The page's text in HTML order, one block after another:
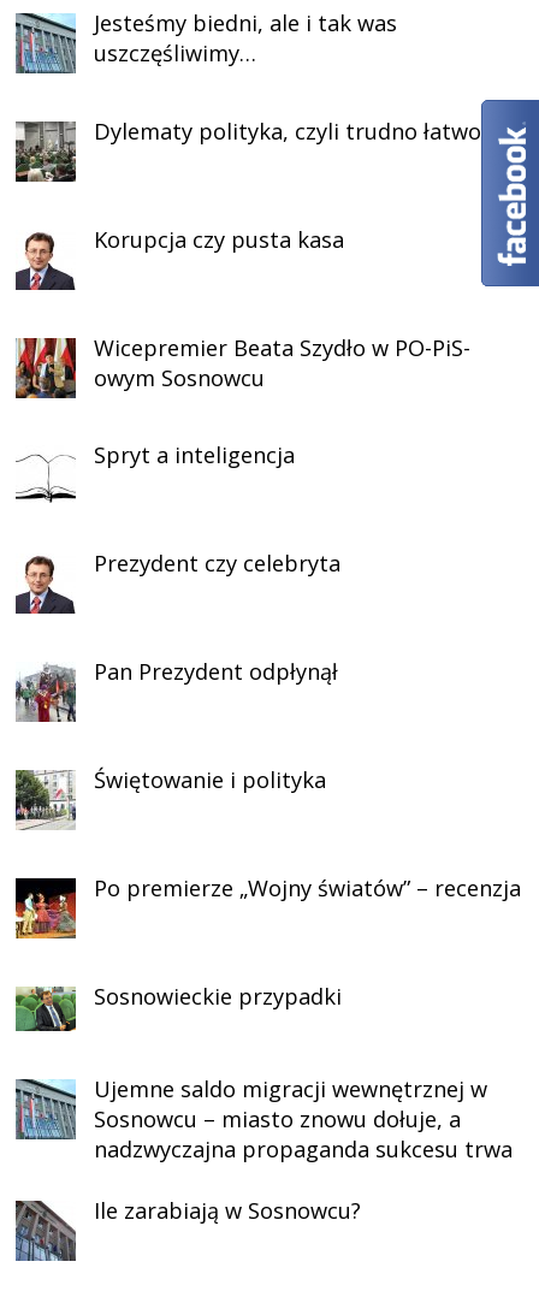
Jesteśmy biedni, ale i tak was
uszczęśliwimy…
Dylematy polityka, czyli trudno łatwo żyć
Korupcja czy pusta kasa
Wicepremier Beata Szydło w PO-PiS-
owym Sosnowcu
Spryt a inteligencja
Prezydent czy celebryta
Pan Prezydent odpłynął
Świętowanie i polityka
Po premierze „Wojny światów” – recenzja
Sosnowieckie przypadki
Ujemne saldo migracji wewnętrznej w
Sosnowcu – miasto znowu dołuje, a
nadzwyczajna propaganda sukcesu trwa
Ile zarabiają w Sosnowcu?